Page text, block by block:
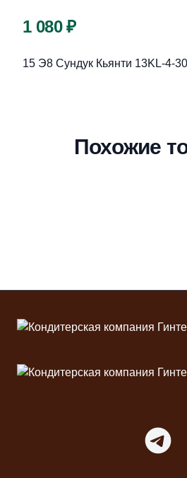
1 080 ₽
Описание
15 Э8 Сундук Кьянти 13KL-4-30
Похожие
Telegram